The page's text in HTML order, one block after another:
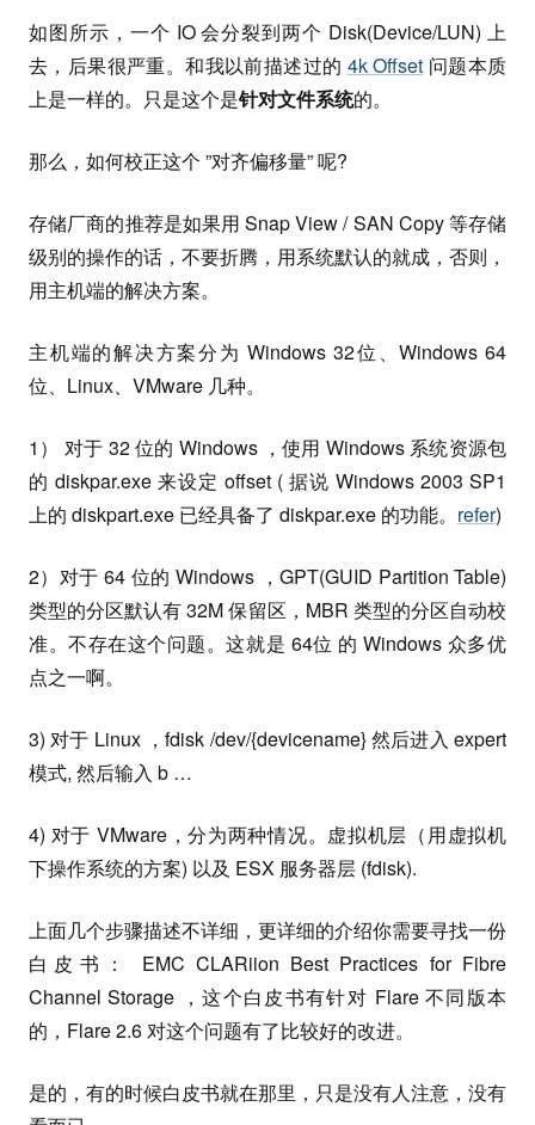
如图所示，一个 IO 会分裂到两个 Disk(Device/LUN) 上
去，后果很严重。和我以前描述过的 4k Offset 问题本质
上是一样的。只是这个是针对文件系统的。
那么，如何校正这个 ”对齐偏移量” 呢?
存储厂商的推荐是如果用 Snap View / SAN Copy 等存储
级别的操作的话，不要折腾，用系统默认的就成，否则，
用主机端的解决方案。
主机端的解决方案分为 Windows 32位、Windows 64
位、Linux、VMware 几种。
1） 对于 32 位的 Windows ，使用 Windows 系统资源包
的 diskpar.exe 来设定 offset ( 据说 Windows 2003 SP1
上的 diskpart.exe 已经具备了 diskpar.exe 的功能。 refer)
2）对于 64 位的 Windows ，GPT(GUID Partition Table)
类型的分区默认有 32M 保留区，MBR 类型的分区自动校
准。不存在这个问题。这就是 64位 的 Windows 众多优
点之一啊。
3) 对于 Linux ，fdisk /dev/{devicename} 然后进入 expert
模式, 然后输入 b …
4) 对于 VMware，分为两种情况。虚拟机层（用虚拟机
下操作系统的方案) 以及 ESX 服务器层 (fdisk).
上面几个步骤描述不详细，更详细的介绍你需要寻找一份
白皮书： EMC CLARiion Best Practices for Fibre
Channel Storage ，这个白皮书有针对 Flare 不同版本
的，Flare 2.6 对这个问题有了比较好的改进。
是的，有的时候白皮书就在那里，只是没有人注意，没有